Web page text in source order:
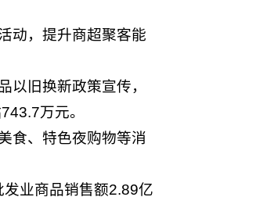
动，提升商超聚客能
以旧换新政策宣传，
万元。
食、特色夜购物等消
业商品销售额2.89亿